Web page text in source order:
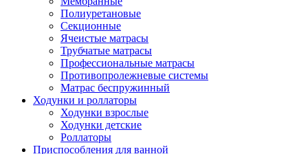
Полиуретановые
Секционные
Ячеистые матрасы
Трубчатые матрасы
Профессиональные матрасы
Противопролежневые системы
Матрас беспружинный
Ходунки и роллаторы
Ходунки взрослые
Ходунки детские
Роллаторы
Приспособления для ванной